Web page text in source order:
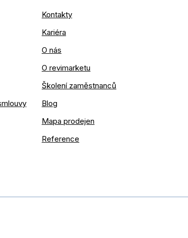
Kontakty
Kariéra
O nás
O revimarketu
Školení zaměstnanců
Blog
Mapa prodejen
Reference